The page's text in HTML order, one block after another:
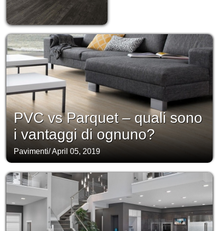
PVC vs Parquet – quali sono
i vantaggi di ognuno?
Pavimenti/April 05, 2019